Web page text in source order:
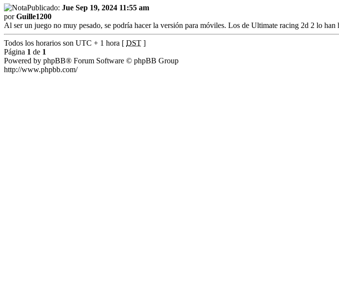
Publicado: Jue Sep 19, 2024 11:55 am
porGuille1200
Al ser un juego no muy pesado, se podría hacer la versión para móviles. Los de Ultimate racing 2d 2 lo han
Todos los horarios son UTC + 1 hora [ DST ]
Página 1 de 1
Powered by phpBB® Forum Software © phpBB Group
http://www.phpbb.com/